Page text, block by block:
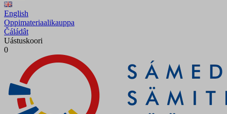
English
Oppimateriaalikauppa
Čáládât
Uástuskoori
0